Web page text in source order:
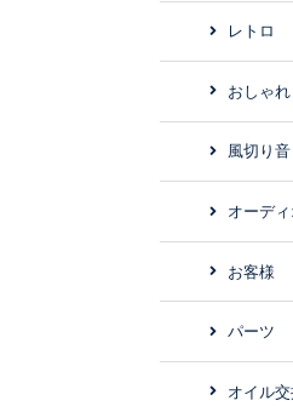
レトロ
おしゃれ
風切り音
オーディ
お客様
パーツ
オイル